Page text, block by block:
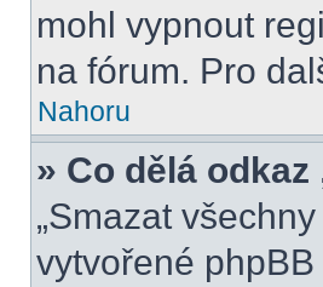
mohl vypnout
na fórum. Pro
Nahoru
» Co dělá
„Smazat
vytvořené